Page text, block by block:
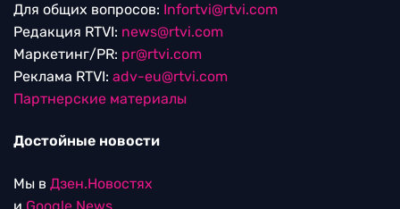
Для общих вопросов: Infortvi@rtvi.com
Редакция RTVI: news@rtvi.com
Маркетинг/PR: pr@rtvi.com
Реклама RTVI: adv-eu@rtvi.com
Партнерские материалы
Достойные новости
Мы в Дзен.Новостях